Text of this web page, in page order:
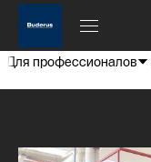
Для профессионалов